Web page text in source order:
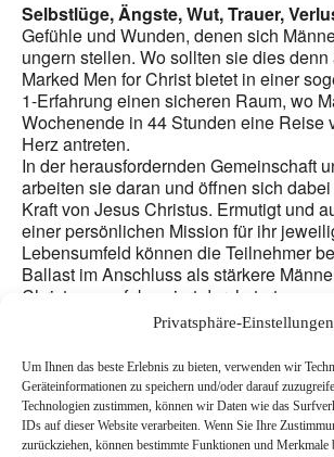
Privatsphäre-Einstellungen
Um Ihnen das beste Erlebnis zu bieten, verwenden wir
Geräteinformationen zu speichern und/oder darauf
Technologien zustimmen, können wir Daten wie das
IDs auf dieser Website verarbeiten. Wenn Sie Ihre
zurückziehen, können bestimmte Funktionen und Merkmale
Selbstlüge, Ängste, Wut, Trauer,
Gefühle und Wunden, denen sich
ungern stellen. Wo sollten sie dies
Marked Men for Christ bietet in einer
1-Erfahrung einen sicheren Raum, wo
Wochenende in 44 Stunden eine Reise
Herz antreten.
In der herausfordernden Gemeinschaft
arbeiten sie daran und öffnen sich
Kraft von Jesus Christus. Ermutigt und
einer persönlichen Mission für ihr
Lebensumfeld können die Teilnehmer
Ballast im Anschluss als stärkere
Christus neu fokussiert durchstarten.
Die überkonfessionelle Initiative gründet
„Gott aber, der uns und
Christus festigt und der uns alle gesalbt
auch, der uns sein Siegel aufgedrückt
Anteil (am verheißenen Heil) den Geist
gegeben hat.“(2. Kor 1,21-22) und:„So
schärft, so schärft ein Mann den